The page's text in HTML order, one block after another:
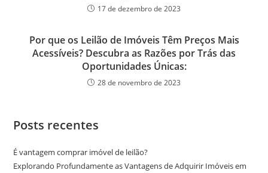
17 de dezembro de 2023
Por que os Leilão de Imóveis Têm Preços Mais
Acessíveis? Descubra as Razões por Trás das
Oportunidades Únicas:
28 de novembro de 2023
Posts recentes
É vantagem comprar imóvel de leilão?
Explorando Profundamente as Vantagens de Adquirir Imóveis em